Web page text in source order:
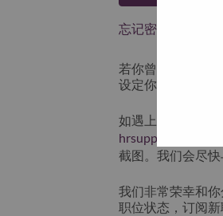
忘记密码了？
若你曾近期申请
设定你的登入资料
如遇上登录问题
截图。我们会尽快
我们非常荣幸和
职位状态，订阅